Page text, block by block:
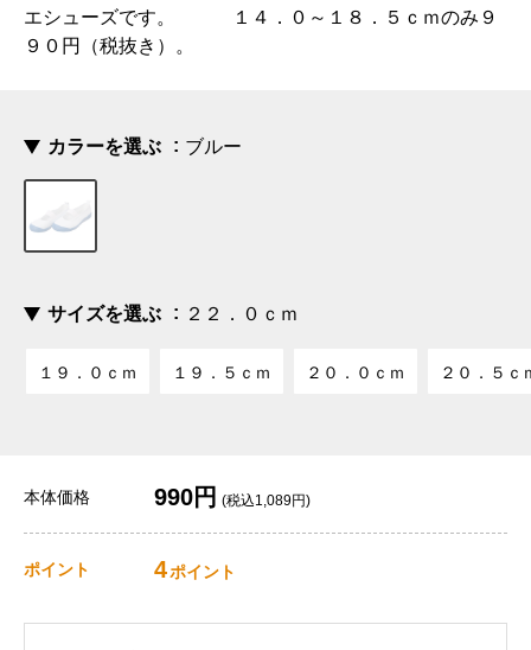
エシューズです。 １４．０～１８．５ｃｍのみ９
９０円（税抜き）。
カラーを選ぶ ブルー
サイズを選ぶ ２２．０ｃｍ
１９．０ｃｍ １９．５ｃｍ ２０．０ｃｍ ２０．５ｃ
本体価格 990円 (税込1,089円)
ポイント 4ポイント